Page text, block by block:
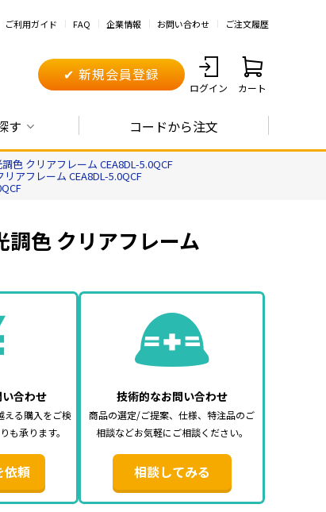
ご利用ガイド FAQ 企業情報 お問い合わせ ご注文履歴
✔ 新規会員登録
ログイン カート
す コードから注文
色 クリアフレーム CEA8DL-5.0QCF
アフレーム CEA8DL-5.0QCF
調色 クリアフレーム
合わせ
える購入をご検
も承ります。
依頼
技術的なお問い合わせ
商品の選定/ご提案、仕様、特注品のご
相談などお気軽にご相談ください。
相談してみる